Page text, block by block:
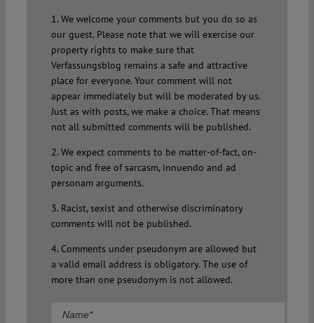
1. We welcome your comments but you do so as
our guest. Please note that we will exercise our
property rights to make sure that
Verfassungsblog remains a safe and attractive
place for everyone. Your comment will not
appear immediately but will be moderated by us.
Just as with posts, we make a choice. That means
not all submitted comments will be published.
2. We expect comments to be matter-of-fact, on-
topic and free of sarcasm, innuendo and ad
personam arguments.
3. Racist, sexist and otherwise discriminatory
comments will not be published.
4. Comments under pseudonym are allowed but
a valid email address is obligatory. The use of
more than one pseudonym is not allowed.